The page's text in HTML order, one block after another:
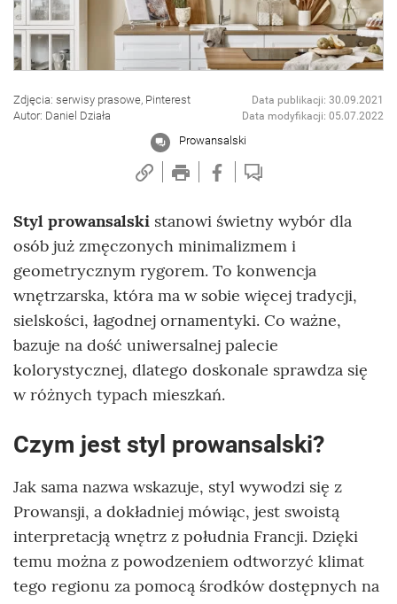
Zdjęcia: serwisy prasowe, Pinterest
Autor: Daniel Działa
Data publikacji: 30.09.2021
Data modyfikacji: 05.07.2022
Prowansalski
Styl prowansalski stanowi świetny wybór dla
osób już zmęczonych minimalizmem i
geometrycznym rygorem. To konwencja
wnętrzarska, która ma w sobie więcej tradycji,
sielskości, łagodnej ornamentyki. Co ważne,
bazuje na dość uniwersalnej palecie
kolorystycznej, dlatego doskonale sprawdza się
w różnych typach mieszkań.
Czym jest styl prowansalski?
Jak sama nazwa wskazuje, styl wywodzi się z
Prowansji, a dokładniej mówiąc, jest swoistą
interpretacją wnętrz z południa Francji. Dzięki
temu można z powodzeniem odtworzyć klimat
tego regionu za pomocą środków dostępnych na